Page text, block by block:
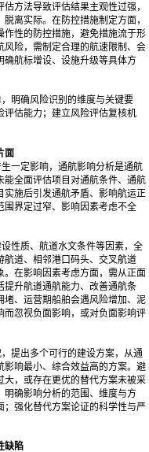
方法导致评估结果主观性过强，
离实际。在防控措施制定方面，
性的防控措施，避免措施流于形
险，需制定合理的航速限制、会
确航标增设、设施升级等具体方
明确风险识别的维度与关键要
评估能力；建立风险评估复核机
面
一定影响，通航影响分析是通航
全面评估项目对通航条件、通航
施后引发通航矛盾、影响航运正
围界定过窄、影响因素考虑不全
性质、航道水文条件等因素，全
航道、相邻港口码头、交叉航道
在影响因素考虑方面，需从正面
提升航道通航能力、改善通航条
、运营期船舶会遇风险增加、泥
忽视负面影响，或对负面影响评
提出多个可行的建设方案，从通
响最小、综合效益高的方案。避
，或存在更优的替代方案未被采
明确影响分析的范围、维度与方
强化替代方案论证的科学性与严
缺陷